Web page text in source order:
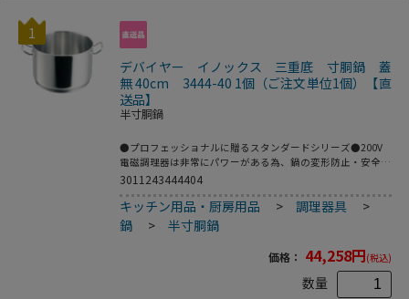
1
デバイヤー イノックス 三重底 寸胴鍋 蓋
無 40cm 3444-40 1個（ご注文単位1個）【直
送品】
半寸胴鍋
●プロフェッショナルに贈るスタンダードシリーズ●200V
電磁調理器は非常にパワーがある為、鍋の変形防止・安全面
からボリュームは中以下で、鍋の状態、内部の温度には細心
3011243444404
キッチン用品・厨房用品 >調理器具
>
鍋
>半寸胴鍋
価格： 44,258円(税込)
数量